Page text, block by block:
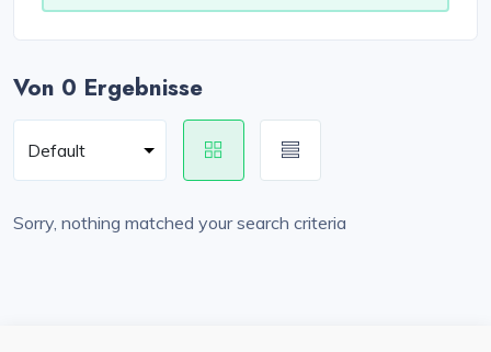
Von 0 Ergebnisse
Sorry, nothing matched your search criteria